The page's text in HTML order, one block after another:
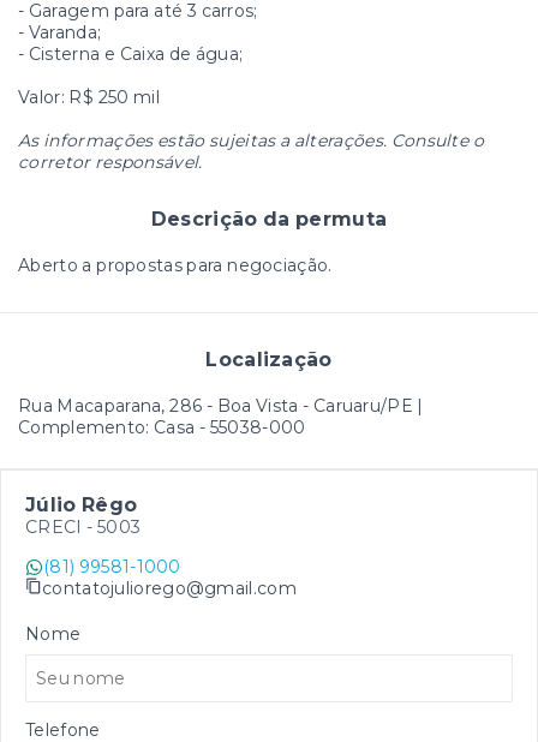
- Garagem para até 3 carros;
- Varanda;
- Cisterna e Caixa de água;
Valor: R$ 250 mil
As informações estão sujeitas a alterações. Consulte o
corretor responsável.
Descrição da permuta
Aberto a propostas para negociação.
Localização
Rua Macaparana, 286 - Boa Vista - Caruaru/PE |
Complemento: Casa - 55038-000
Júlio Rêgo
CRECI - 5003
(81) 99581-1000
contatojuliorego@gmail.com
Nome
Telefone